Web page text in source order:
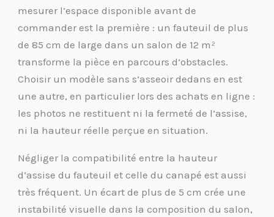
mesurer l’espace disponible avant de
commander est la première : un fauteuil de plus
de 85 cm de large dans un salon de 12 m²
transforme la pièce en parcours d’obstacles.
Choisir un modèle sans s’asseoir dedans en est
une autre, en particulier lors des achats en ligne :
les photos ne restituent ni la fermeté de l’assise,
ni la hauteur réelle perçue en situation.
Négliger la compatibilité entre la hauteur
d’assise du fauteuil et celle du canapé est aussi
très fréquent. Un écart de plus de 5 cm crée une
instabilité visuelle dans la composition du salon,